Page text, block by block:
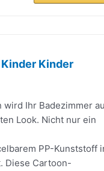
Kinder
Ihr Badezimmer
Look. Nicht nur ein
PP-Kunststoff
Diese Cartoon-